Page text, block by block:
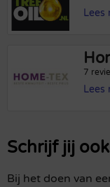
Lees
7
Lees
Schrijf jij
Bij het doen van